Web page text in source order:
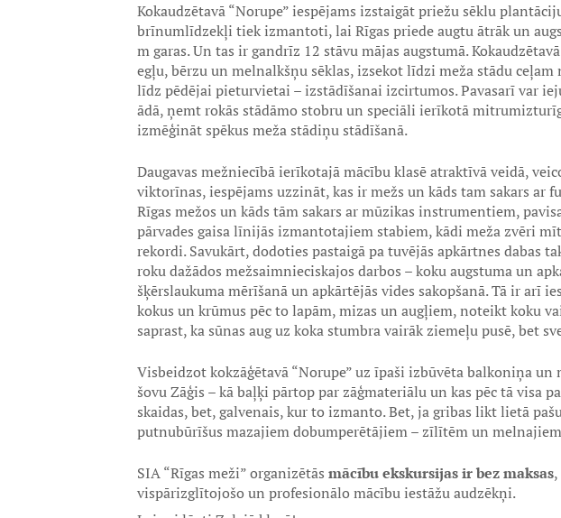
Kokaudzētavā “Norupe” iespējams izstaigāt priežu sēklu
brīnumlīdzekļi tiek izmantoti, lai Rīgas priede augtu ātrāk un
m garas. Un tas ir gandrīz 12 stāvu mājas augstumā.
egļu, bērzu un melnalkšņu sēklas, izsekot līdzi meža stādu
līdz pēdējai pieturvietai – izstādīšanai izcirtumos. Pavasarī var
ādā, ņemt rokās stādāmo stobru un speciāli ierīkotā
izmēģināt spēkus meža stādiņu stādīšanā.
Daugavas mežniecībā ierīkotajā mācību klasē atraktīvā veidā,
viktorīnas, iespējams uzzināt, kas ir mežs un kāds tam sakars ar
Rīgas mežos un kāds tām sakars ar mūzikas instrumentiem,
pārvades gaisa līnijās izmantotajiem stabiem, kādi meža zvēri
rekordi. Savukārt, dodoties pastaigā pa tuvējās apkārtnes dabas
roku dažādos mežsaimnieciskajos darbos – koku augstuma un
šķērslaukuma mērīšanā un apkārtējās vides sakopšanā. Tā ir arī
kokus un krūmus pēc to lapām, mizas un augļiem, noteikt koku
saprast, ka sūnas aug uz koka stumbra vairāk ziemeļu pusē, bet
Visbeidzot kokzāģētavā “Norupe” uz īpaši izbūvēta balkoniņa
šovu Zāģis – kā baļķi pārtop par zāģmateriālu un kas pēc tā visa
skaidas, bet, galvenais, kur to izmanto. Bet, ja gribas likt lietā
putnubūrīšus mazajiem dobumperētājiem – zīlītēm un
SIA “Rīgas meži” organizētās mācību ekskursijas ir bez maksas
vispārizglītojošo un profesionālo mācību iestāžu audzēkņi.